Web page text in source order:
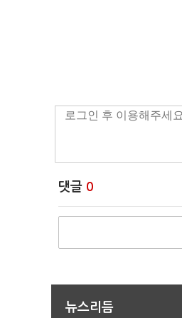
댓글 0
뉴스리듬